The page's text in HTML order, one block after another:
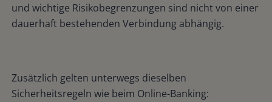
und wichtige Risikobegrenzungen sind nicht von einer
dauerhaft bestehenden Verbindung abhängig.
Zusätzlich gelten unterwegs dieselben
Sicherheitsregeln wie beim Online-Banking: